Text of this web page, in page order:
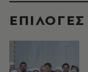
EΠΙΛΟΓΈΣ